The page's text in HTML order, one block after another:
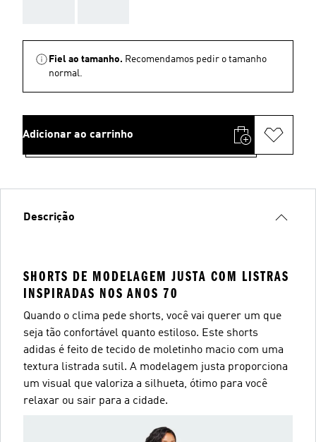
Fiel ao tamanho. Recomendamos pedir o tamanho
normal.
Adicionar ao carrinho
Descrição
SHORTS DE MODELAGEM JUSTA COM LISTRAS
INSPIRADAS NOS ANOS 70
Quando o clima pede shorts, você vai querer um que
seja tão confortável quanto estiloso. Este shorts
adidas é feito de tecido de moletinho macio com uma
textura listrada sutil. A modelagem justa proporciona
um visual que valoriza a silhueta, ótimo para você
relaxar ou sair para a cidade.